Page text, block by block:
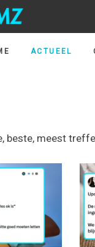
ACTUEEL
beste, meest